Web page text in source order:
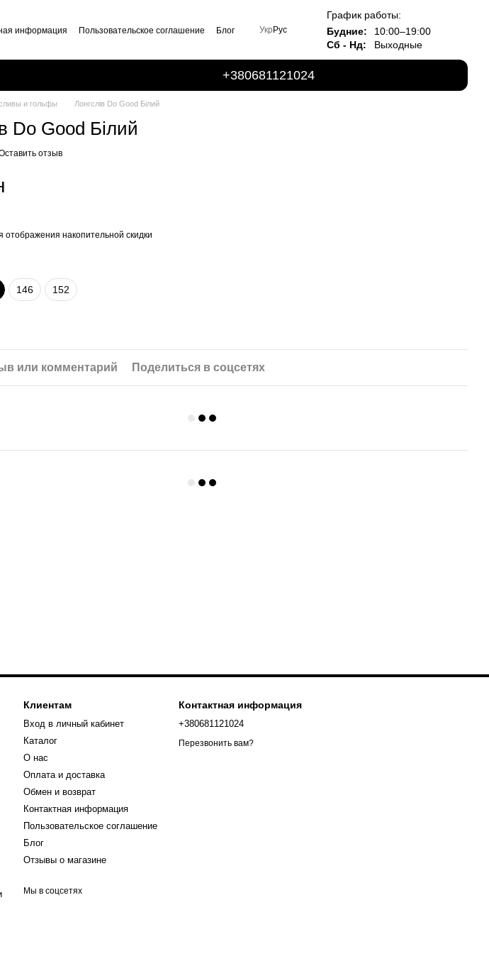
информация Пользовательское соглашение
Блог
Укр Рус
График работы:
Будние:
10:00–19:00
Сб - Нд:
Выходные
+380681121024
и гольфы Лонгслів Do Good Білий
Do Good Білий
отзыв
отображения накопительной скидки
146 152
или комментарий Поделиться в соцсетях
Клиентам
Вход в личный кабинет
Каталог
О нас
Оплата и доставка
Обмен и возврат
Контактная информация
Пользовательское соглашение
Блог
Отзывы о магазине
Мы в соцсетях
Контактная информация
+380681121024
Перезвонить вам?